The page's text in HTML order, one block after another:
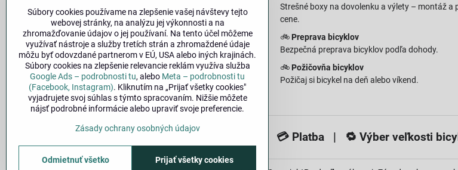
Nedeľa: Zatvorené
👉Zobraziť predajňu na mape(Google Maps trasa)
Strešné boxy na dovolenku a výlety – montáž a
cene.
🚲 Preprava bicyklov
Bezpečná preprava bicyklov podľa dohody.
🚲 Požičovňa bicyklov
Požičaj si bicykel na deň alebo víkend.
| 💳 Platba | 🔁Výber veľkosti
Súbory cookies používame na zlepšenie vašej návštevy tejto
webovej stránky, na analýzu jej výkonnosti a na
zhromažďovanie údajov o jej používaní. Na tento účel môžeme
využívať nástroje a služby tretích strán a zhromaždené údaje
môžu byť odovzdané partnerom v EÚ, USA alebo iných krajinách.
Súbory cookies na zlepšenie relevancie reklám využíva služba
Google Ads – podrobnosti tu, alebo Meta – podrobnosti tu
(Facebook, Instagram). Kliknutím na „Prijať všetky cookies"
vyjadrujete svoj súhlas s týmto spracovaním. Nižšie môžete
nájsť podrobné informácie alebo upraviť svoje preferencie.
Zásady ochrany osobných údajov
Prijať všetky cookies
Odmietnuť všetko